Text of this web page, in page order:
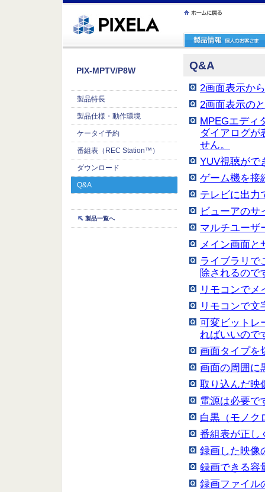
繝ｳ繧ｯ縺ｧ縺吶�
PIX-MPTV/P8W
製品特長
製品仕様・動作環境
ケータイ予約
番組表（REC Station™）
ダウンロード
Q&A
製品一覧へ
Q&A
2画面表示か
2画面表示の
MPEGエディ
ダイアログが
せん。
YUV視聴がで
ゲーム機を接
テレビに出力
ビューアのサ
マルチユーザ
メイン画面と
ライブラリで
除されるので
リモコンで
リモコンで文
可変ビットレ
ればいいので
画面タイプを
画面の周囲に
取り込んだ映
電源は必要で
白黒（モノク
番組表が正し
録画した映像
録画できる容
録画ファイル